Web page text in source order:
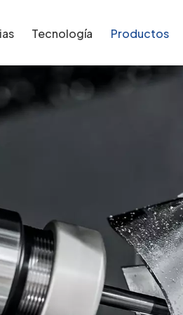
Tecnología Productos